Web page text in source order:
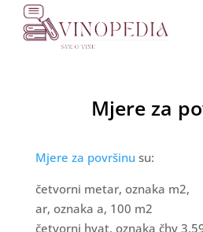
Mjere za
Mjere za površinu su:
četvorni metar, oznaka m2,
ar, oznaka a, 100 m2
četvorni hvat, oznaka čhv